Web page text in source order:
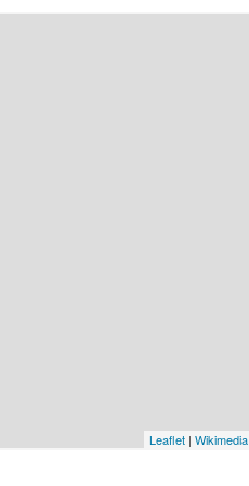
Leaflet | Wikimedia